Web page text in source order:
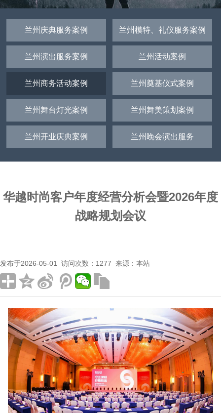
兰州庆典服务案例 兰州模特、礼仪服务案例
兰州演出服务案例 兰州活动案例
兰州商务活动案例 兰州奠基仪式案例
兰州舞台灯光案例 兰州舞美策划案例
兰州开业庆典案例 兰州晚会演出服务
华越时尚客户年度经营分析会暨2026年度
战略规划会议
发布于2026-05-01 访问次数：1277 来源：本站